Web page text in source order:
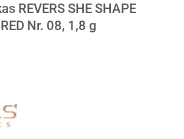
REVERS SHE SHAPE
Nr. 08, 1,8 g